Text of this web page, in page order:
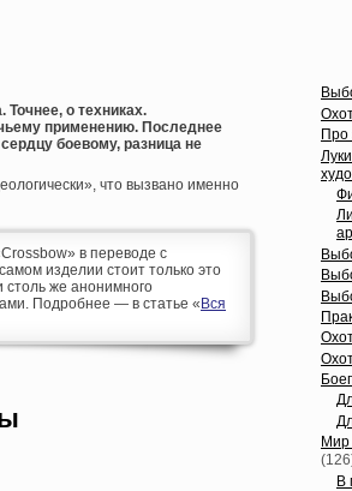
Точнее, о техниках.
применению. Последнее
боевому, разница не
что вызвано именно
в переводе с
изделии стоит только это
столь же анонимного
Подробнее — в статье « Вся
Про
Мир
В